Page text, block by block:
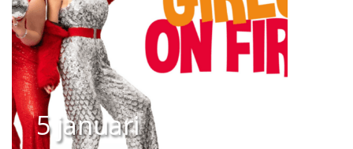
5 januari